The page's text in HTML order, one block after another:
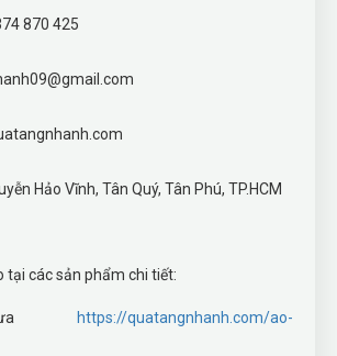
870 425
Hảo Vĩnh, Tân Quý, Tân Phú, TP.HCM
tại các sản phẩm chi tiết:
mưa
https://quatangnhanh.com/ao-